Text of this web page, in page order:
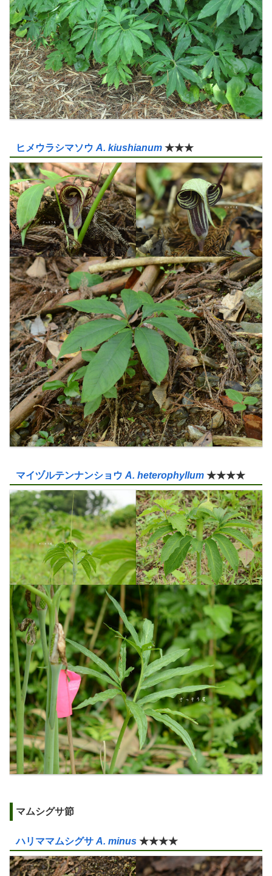
ヒメウラシマソウ A. kiushianum ★★★
マイヅルテンナンショウ A. heterophyllum ★★★★
マムシグサ節
ハリママムシグサ A. minus ★★★★